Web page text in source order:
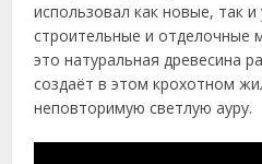
использовал как новые, так
строительные и отделочные
это натуральная древесина
создаёт в этом крохотном
неповторимую светлую ауру.